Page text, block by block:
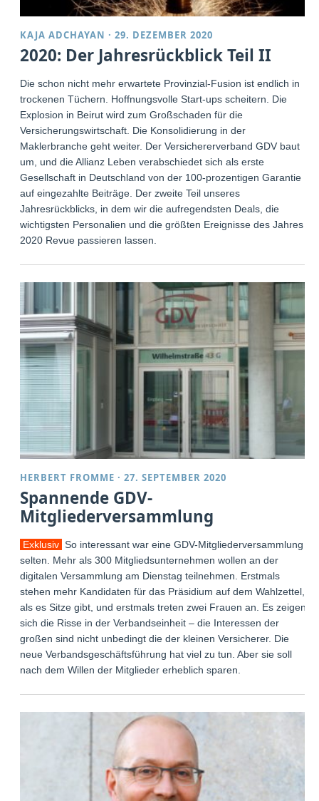
KAJA ADCHAYAN ·29. DEZEMBER 2020
2020: Der Jahresrückblick Teil II
Die schon nicht mehr erwartete Provinzial-Fusion ist endlich in
trockenen Tüchern. Hoffnungsvolle Start-ups scheitern. Die
Explosion in Beirut wird zum Großschaden für die
Versicherungswirtschaft. Die Konsolidierung in der
Maklerbranche geht weiter. Der Versichererverband GDV baut
um, und die Allianz Leben verabschiedet sich als erste
Gesellschaft in Deutschland von der 100-prozentigen Garantie
auf eingezahlte Beiträge. Der zweite Teil unseres
Jahresrückblicks, in dem wir die aufregendsten Deals, die
wichtigsten Personalien und die größten Ereignisse des Jahres
2020 Revue passieren lassen.
HERBERT FROMME ·27. SEPTEMBER 2020
Spannende GDV-
Mitgliederversammlung
Exklusiv So interessant war eine GDV-Mitgliederversammlung
selten. Mehr als 300 Mitgliedsunternehmen wollen an der
digitalen Versammlung am Dienstag teilnehmen. Erstmals
stehen mehr Kandidaten für das Präsidium auf dem Wahlzettel,
als es Sitze gibt, und erstmals treten zwei Frauen an. Es zeigen
sich die Risse in der Verbandseinheit – die Interessen der
großen sind nicht unbedingt die der kleinen Versicherer. Die
neue Verbandsgeschäftsführung hat viel zu tun. Aber sie soll
nach dem Willen der Mitglieder erheblich sparen.